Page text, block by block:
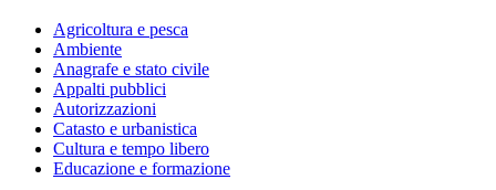
Agricoltura e pesca
Ambiente
Anagrafe e stato civile
Appalti pubblici
Autorizzazioni
Catasto e urbanistica
Cultura e tempo libero
Educazione e formazione